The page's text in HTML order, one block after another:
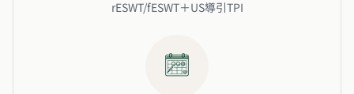
rESWT/fESWT＋US導引TPI